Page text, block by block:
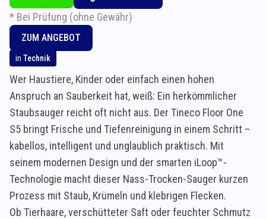
* Bei Prüfung (ohne Gewähr)
ZUM ANGEBOT
in Technik
Wer Haustiere, Kinder oder einfach einen hohen
Anspruch an Sauberkeit hat, weiß: Ein herkömmlicher
Staubsauger reicht oft nicht aus. Der Tineco Floor One
S5 bringt Frische und Tiefenreinigung in einem Schritt –
kabellos, intelligent und unglaublich praktisch. Mit
seinem modernen Design und der smarten iLoop™-
Technologie macht dieser Nass-Trocken-Sauger kurzen
Prozess mit Staub, Krümeln und klebrigen Flecken.
Ob Tierhaare, verschütteter Saft oder feuchter Schmutz